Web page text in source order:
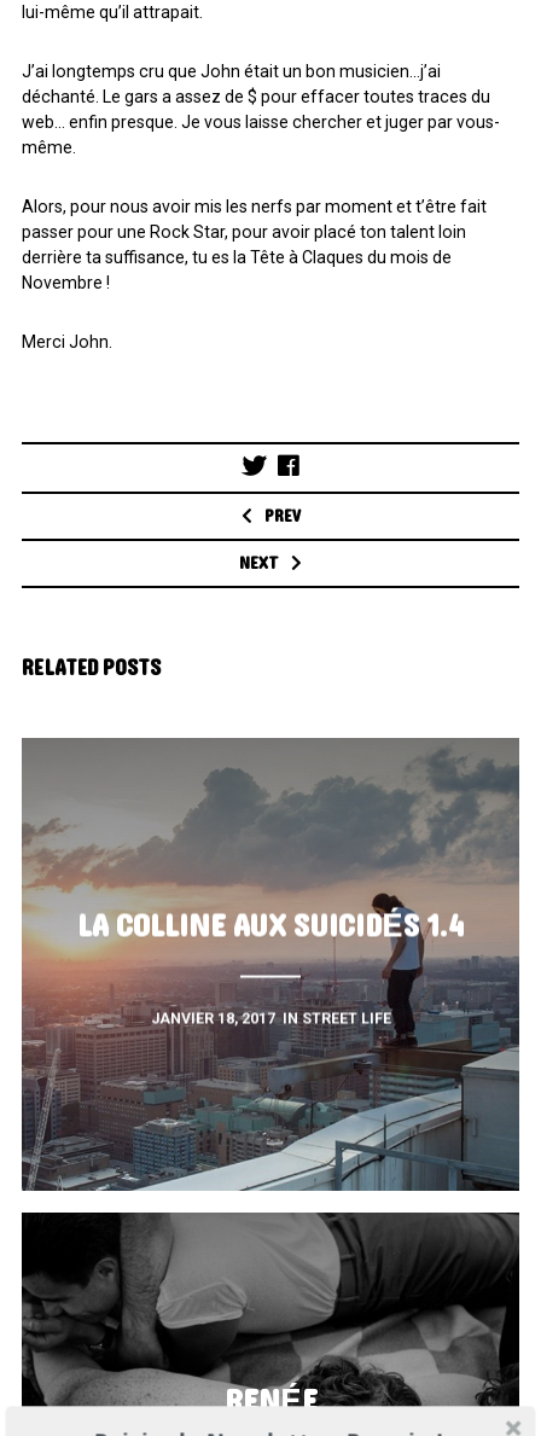
lui-même qu’il attrapait.
J’ai longtemps cru que John était un bon musicien…j’ai
déchanté. Le gars a assez de $ pour effacer toutes traces du
web… enfin presque. Je vous laisse chercher et juger par vous-
même.
Alors, pour nous avoir mis les nerfs par moment et t’être fait
passer pour une Rock Star, pour avoir placé ton talent loin
derrière ta suffisance, tu es la Tête à Claques du mois de
Novembre !
Merci John.
Post
navigation
PREV
NEXT
RELATED POSTS
LA COLLINE AUX SUICIDÉS 1.4
JANVIER 18, 2017 INSTREET LIFE
RENÉE